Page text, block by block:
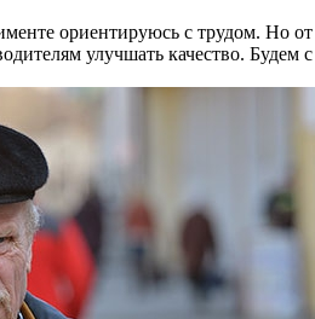
ориентиру­юсь с трудом. Но
улучшать качество. Будем